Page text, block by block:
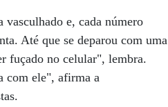
vasculhado e, cada número
Até que se deparou com uma
fuçado no celular", lembra.
com ele", afirma a